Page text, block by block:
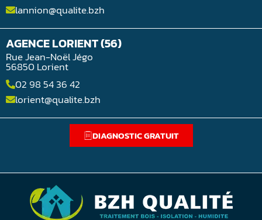
lannion@qualite.bzh
AGENCE LORIENT (56)
Rue Jean-Noël Jégo
56850 Lorient
02 98 54 36 42
lorient@qualite.bzh
DIAGNOSTIC GRATUIT